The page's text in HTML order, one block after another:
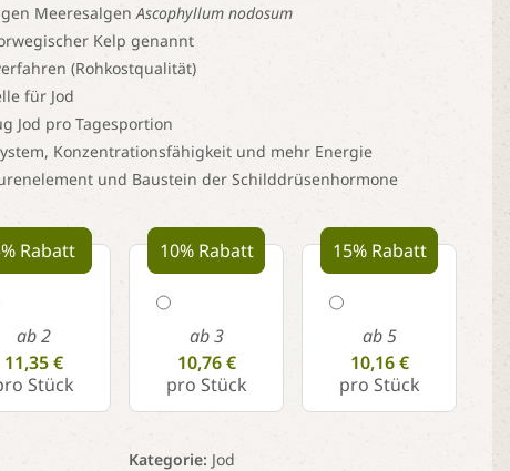
Kategorie Jod
MeeresalgenAscophyllum nodosum
Kelp genannt
(Rohkostqualität)
für Jod
Jod pro Tagesportion
Konzentrationsfähigkeit und mehr Energie
und Baustein der Schilddrüsenhormone
Rabatt
ab 2
11,35 €
Stück
10% Rabatt
ab 3
10,76 €
pro Stück
15% Rabatt
ab 5
10,16 €
pro Stück